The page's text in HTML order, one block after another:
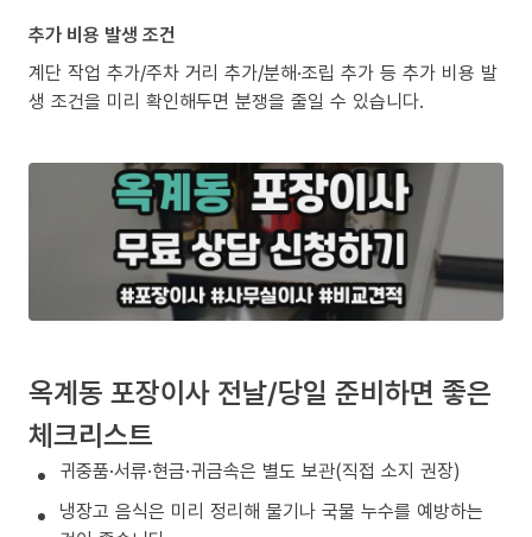
추가 비용 발생 조건
계단 작업 추가/주차 거리 추가/분해·조립 추가 등 추가 비용 발
생 조건을 미리 확인해두면 분쟁을 줄일 수 있습니다.
옥계동 포장이사 전날/당일 준비하면 좋은
체크리스트
귀중품·서류·현금·귀금속은 별도 보관(직접 소지 권장)
냉장고 음식은 미리 정리해 물기나 국물 누수를 예방하는